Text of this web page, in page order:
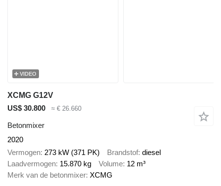
VIDEO
XCMG G12V
US$ 30.800
≈ € 26.660
Betonmixer
2020
Vermogen 273 kW (371 PK) Brandstof diesel
Laadvermogen 15.870 kg Volume 12 m³
Merk van de betonmixer XCMG